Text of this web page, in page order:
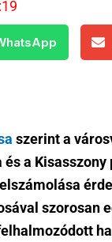
szerint a
a
szorosan